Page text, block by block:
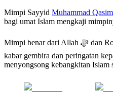
Mimpi Sayyid Muhammad Qasim
bagi umat Islam mengkaji
Mimpi benar dari Allah ﷻ dan Rosulullah ﷺ tersebut tentang
kabar gembira dan peringatan
menyongsong kebangkitan Islam